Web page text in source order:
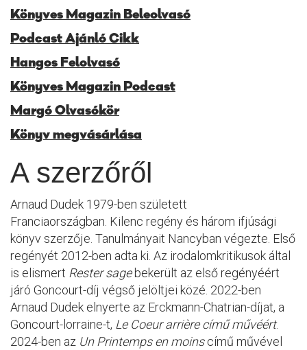
Könyves Magazin Beleolvasó
Podcast Ajánló Cikk
Hangos Felolvasó
Könyves Magazin Podcast
Margó Olvasókör
Könyv megvásárlása
A szerzőről
Arnaud Dudek 1979-ben született
Franciaországban. Kilenc regény és három ifjúsági
könyv szerzője. Tanulmányait Nancyban végezte. Első
regényét 2012-ben adta ki. Az irodalomkritikusok által
is elismert Rester sagebekerült az első regényéért
járó Goncourt-díj végső jelöltjei közé. 2022-ben
Arnaud Dudek elnyerte az Erckmann-Chatrian-díjat, a
Goncourt-lorraine-t, Le Coeur arrière című művéért.
2024-ben az Un Printemps en moinscímű művével